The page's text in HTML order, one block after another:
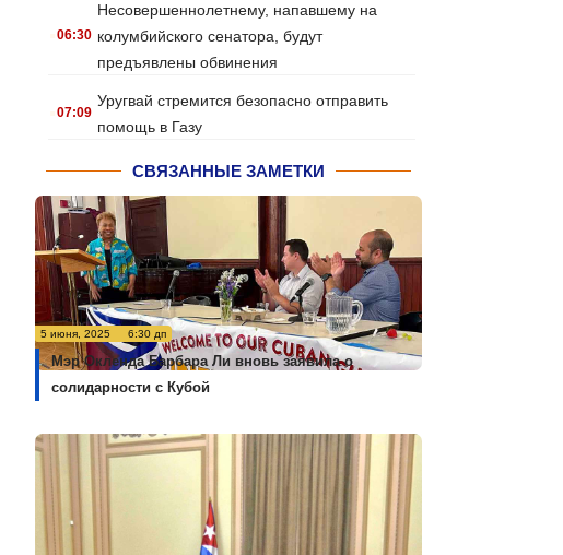
.06:30
Несовершеннолетнему, напавшему на
колумбийского сенатора, будут
предъявлены обвинения
.07:09
Уругвай стремится безопасно отправить
помощь в Газу
СВЯЗАННЫЕ ЗАМЕТКИ
5 июня, 2025 6:30 дп
Мэр Окленда Барбара Ли вновь заявила о
солидарности с Кубой